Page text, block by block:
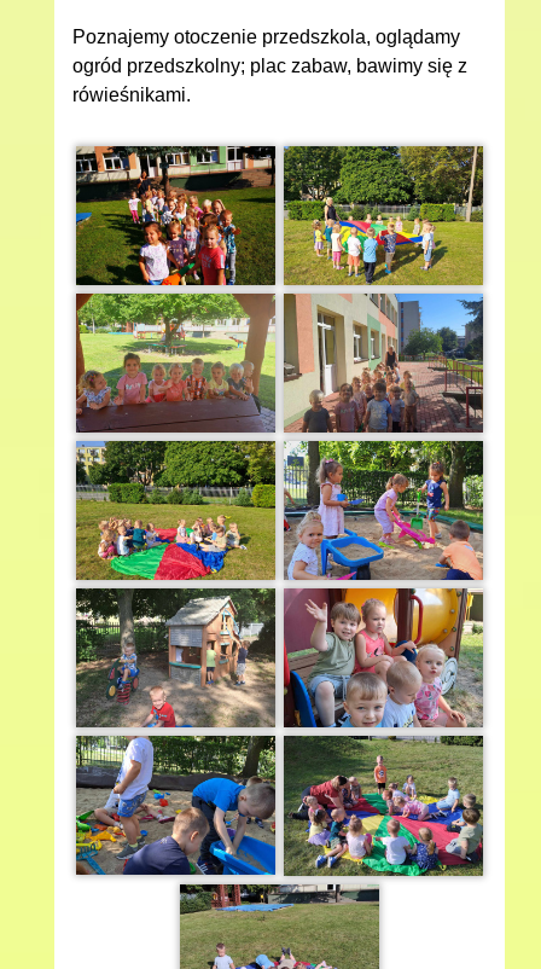
Poznajemy otoczenie przedszkola, oglądamy
ogród przedszkolny; plac zabaw, bawimy się z
rówieśnikami.